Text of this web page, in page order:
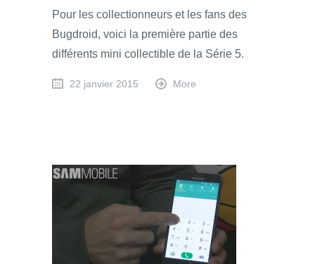
Pour les collectionneurs et les fans des
Bugdroid, voici la première partie des
différents mini collectible de la Série 5.
22 janvier 2015 More